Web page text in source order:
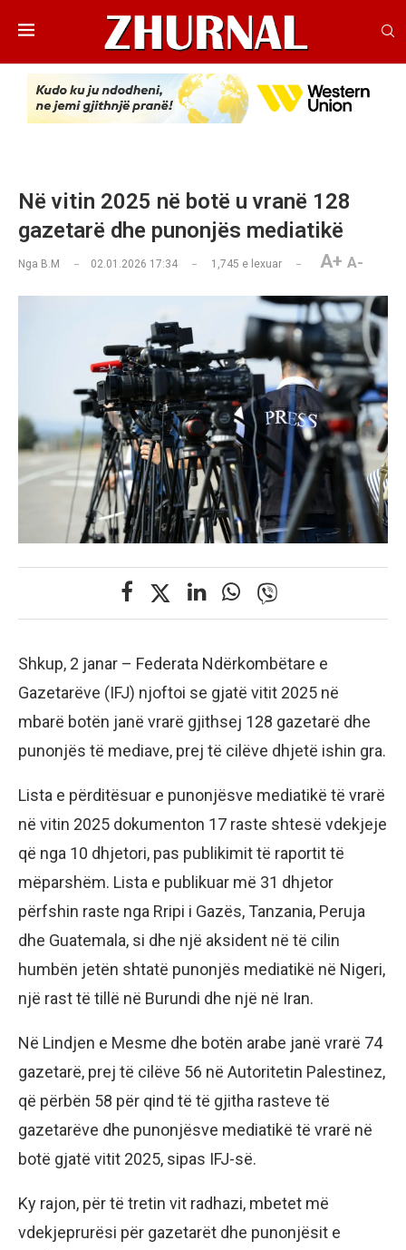
Në vitin 2025 në botë u vranë 128
gazetarë dhe punonjës mediatikë
Nga B.M 02.01.2026 17:34 1,745 e lexuar A+ A-
Shkup, 2 janar – Federata Ndërkombëtare e
Gazetarëve (IFJ) njoftoi se gjatë vitit 2025 në
mbarë botën janë vrarë gjithsej 128 gazetarë dhe
punonjës të mediave, prej të cilëve dhjetë ishin gra.
Lista e përditësuar e punonjësve mediatikë të vrarë
në vitin 2025 dokumenton 17 raste shtesë vdekjeje
që nga 10 dhjetori, pas publikimit të raportit të
mëparshëm. Lista e publikuar më 31 dhjetor
përfshin raste nga Rripi i Gazës, Tanzania, Peruja
dhe Guatemala, si dhe një aksident në të cilin
humbën jetën shtatë punonjës mediatikë në Nigeri,
një rast të tillë në Burundi dhe një në Iran.
Në Lindjen e Mesme dhe botën arabe janë vrarë 74
gazetarë, prej të cilëve 56 në Autoritetin Palestinez,
që përbën 58 për qind të të gjitha rasteve të
gazetarëve dhe punonjësve mediatikë të vrarë në
botë gjatë vitit 2025, sipas IFJ-së.
Ky rajon, për të tretin vit radhazi, mbetet më
vdekjeprurësi për gazetarët dhe punonjësit e